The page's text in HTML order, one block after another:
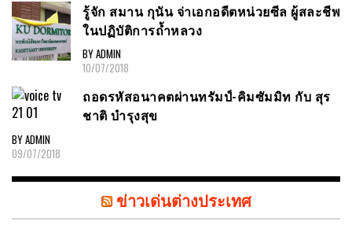
รู้จัก สมาน กุนัน จ่าเอกอดีตหน่วยซีล ผู้สละชีพ
ในปฏิบัติการถ้ำหลวง
BY ADMIN
10/07/2018
ถอดรหัสอนาคตผ่านทรัมป์-คิมซัมมิท กับ สุร
ชาติ บำรุงสุข
BY ADMIN
09/07/2018
ข่าวเด่นต่างประเทศ